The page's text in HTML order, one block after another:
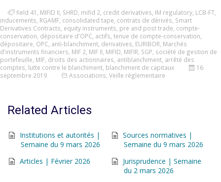
field 41 MIFID II SHRD mifid 2 credit derivatives IM regulatory LCB-FT
inducements RGAMF consolidated tape contrats de dérivés Smart
Derivatives Contracts equity instruments pre and post trade compte-
conservation dépositaire d'OPC actifs tenue de compte-conservation
dépositaire OPC anti-blanchiment derivatives EURIBOR Marchés
d'instruments financiers MIF 2 MIF II MIFID MIFIR SGP société de gestion de
portefeuille MIF droits des actionnaires antiblanchiment arrêté des
comptes lutte contre le blanchiment blanchiment de capitaux
16
septembre 2019
Associations Veille réglementaire
Related Articles
Institutions et autorités |
Semaine du 9 mars 2026
Sources normatives |
Semaine du 9 mars 2026
Articles | Février 2026
Jurisprudence | Semaine
du 2 mars 2026